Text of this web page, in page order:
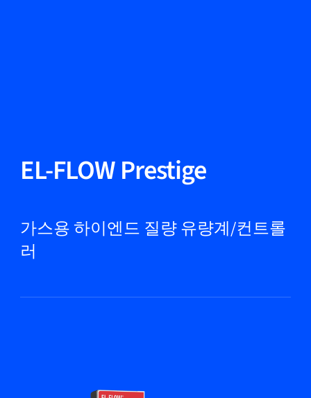
제품
마켓
EL-FLOW Prestige
가스용 하이엔드 질량 유량계/컨트롤
러